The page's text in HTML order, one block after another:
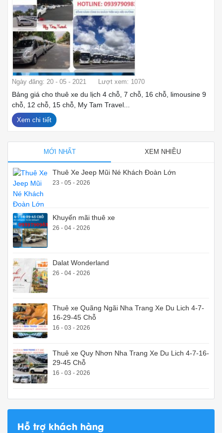
Ngày đăng: 20 - 05 - 2021 Lượt xem: 1070
Bảng giá cho thuê xe du lịch 4 chỗ, 7 chỗ, 16 chỗ, limousine 9
chỗ, 12 chỗ, 15 chỗ, My Tam Travel...
Xem chi tiết
MỚI NHẤT XEM NHIỀU
Thuê Xe Jeep Mũi Né Khách Đoàn Lớn
23 - 05 - 2026
Khuyến mãi thuê xe
26 - 04 - 2026
Dalat Wonderland
26 - 04 - 2026
Thuê xe Quãng Ngãi Nha Trang Xe Du Lich 4-7-
16-29-45 Chỗ
16 - 03 - 2026
Thuê xe Quy Nhơn Nha Trang Xe Du Lich 4-7-16-
29-45 Chỗ
16 - 03 - 2026
Hỗ trợ khách hàng